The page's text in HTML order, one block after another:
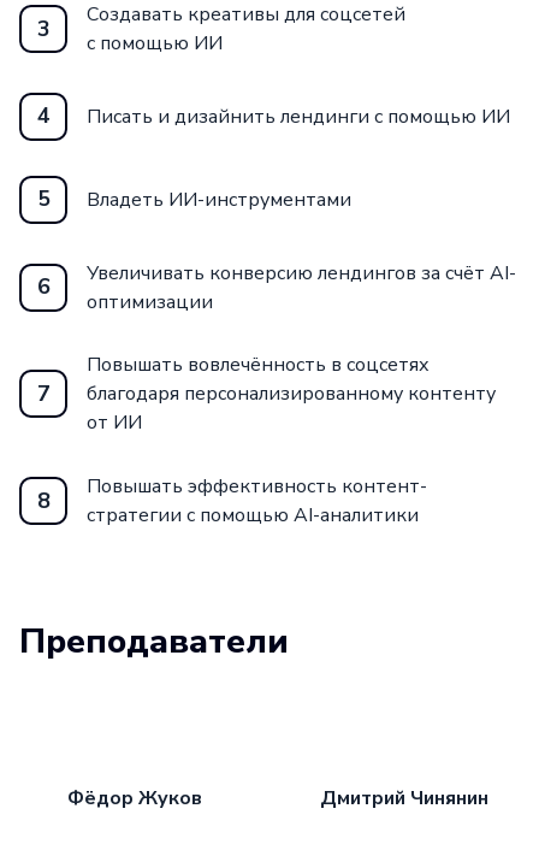
3
Создавать креативы для соцсетей
с помощью ИИ
4 Писать и дизайнить лендинги с помощью ИИ
5 Владеть ИИ-инструментами
6
Увеличивать конверсию лендингов за счёт AI-
оптимизации
7
Повышать вовлечённость в соцсетях
благодаря персонализированному контенту
от ИИ
8
Повышать эффективность контент-
стратегии с помощью AI-аналитики
Преподаватели
Фёдор Жуков Дмитрий Чинянин